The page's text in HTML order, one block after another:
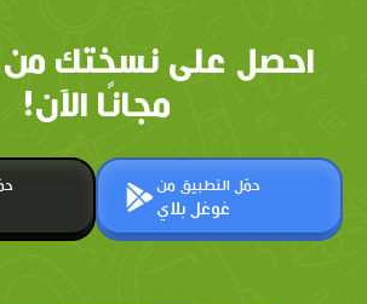
احصل على نسختك من
مجانًا الآن!
حمّل التطبيق من
غوغل بلاي